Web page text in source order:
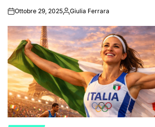
onOttobre 29, 2025Posted
Giulia Ferrara